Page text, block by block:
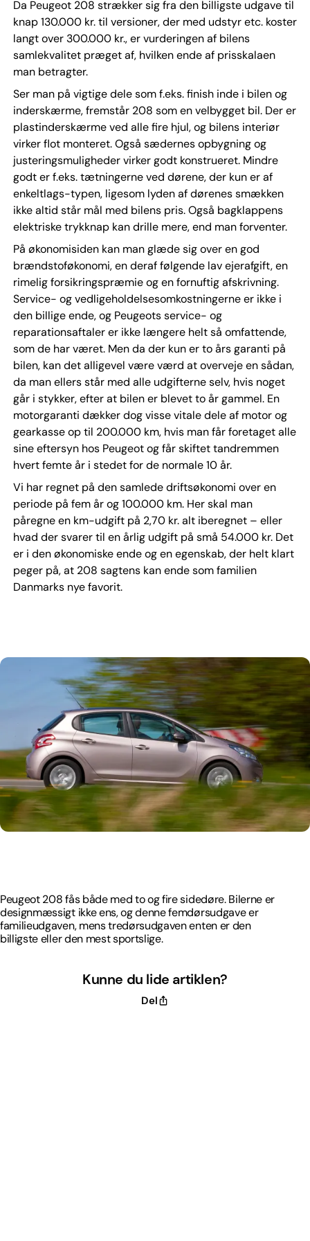
Da Peugeot 208 strækker sig fra den billigste udgave til
knap 130.000 kr. til versioner, der med udstyr etc. koster
langt over 300.000 kr., er vurderingen af bilens
samlekvalitet præget af, hvilken ende af prisskalaen
man betragter.
Ser man på vigtige dele som f.eks. finish inde i bilen og
inderskærme, fremstår 208 som en velbygget bil. Der er
plastinderskærme ved alle fire hjul, og bilens interiør
virker flot monteret. Også sædernes opbygning og
justeringsmuligheder virker godt konstrueret. Mindre
godt er f.eks. tætningerne ved dørene, der kun er af
enkeltlags-typen, ligesom lyden af dørenes smækken
ikke altid står mål med bilens pris. Også bagklappens
elektriske trykknap kan drille mere, end man forventer.
På økonomisiden kan man glæde sig over en god
brændstoføkonomi, en deraf følgende lav ejerafgift, en
rimelig forsikringspræmie og en fornuftig afskrivning.
Service- og vedligeholdelsesomkostningerne er ikke i
den billige ende, og Peugeots service- og
reparationsaftaler er ikke længere helt så omfattende,
som de har været. Men da der kun er to års garanti på
bilen, kan det alligevel være værd at overveje en sådan,
da man ellers står med alle udgifterne selv, hvis noget
går i stykker, efter at bilen er blevet to år gammel. En
motorgaranti dækker dog visse vitale dele af motor og
gearkasse op til 200.000 km, hvis man får foretaget alle
sine eftersyn hos Peugeot og får skiftet tandremmen
hvert femte år i stedet for de normale 10 år.
Vi har regnet på den samlede driftsøkonomi over en
periode på fem år og 100.000 km. Her skal man
påregne en km-udgift på 2,70 kr. alt iberegnet – eller
hvad der svarer til en årlig udgift på små 54.000 kr. Det
er i den økonomiske ende og en egenskab, der helt klart
peger på, at 208 sagtens kan ende som familien
Danmarks nye favorit.
Peugeot 208 fås både med to og fire sidedøre. Bilerne er
designmæssigt ikke ens, og denne femdørsudgave er
familieudgaven, mens tredørsudgaven enten er den
billigste eller den mest sportslige.
Kunne du lide artiklen?
Del